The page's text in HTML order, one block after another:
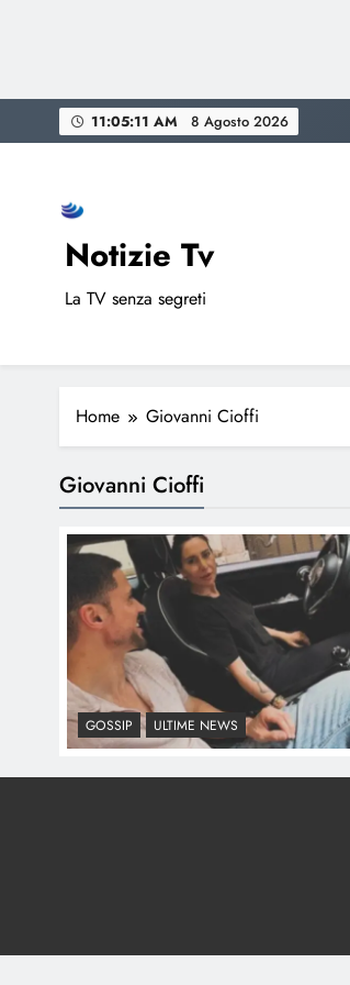
to
11:05:11 AM 8 Agosto 2026
Notizie Tv
La TV senza segreti
Home Giovanni Cioffi
Giovanni Cioffi
GOSSIP ULTIME NEWS